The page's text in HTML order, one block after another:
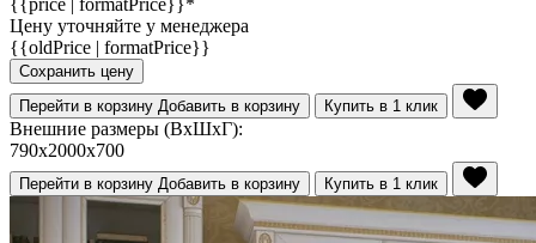
Цену уточняйте у менеджера
{{oldPrice | formatPrice}}
Сохранить цену
Перейти в корзину Добавить в корзину Купить в 1 клик
Внешние размеры (ВхШхГ):
790x2000x700
Перейти в корзину Добавить в корзину Купить в 1 клик